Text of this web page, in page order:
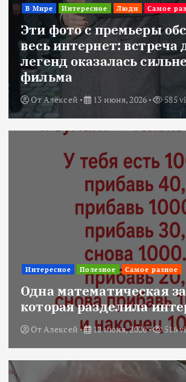
В Мире Интересное Люди Самое
Эти фото с премьеры
весь интернет: встреча
легенд оказалась
фильма
От Алексей 13 июня, 2026 585
Интересное Полезное Самое разное
Одна математическая
которая разделила
От Алексей 12 июня, 2026 516